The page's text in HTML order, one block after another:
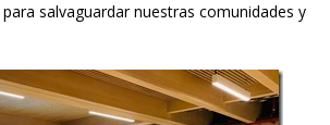
salvaguardar nuestras comunidades y